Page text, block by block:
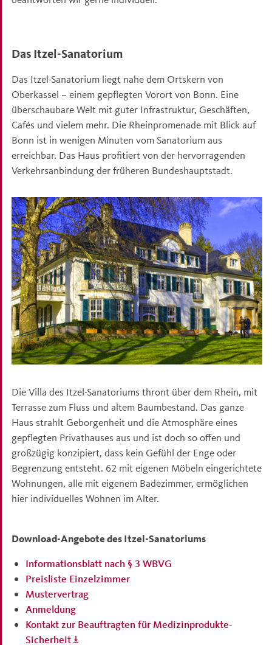
Das Itzel-Sanatorium
Das Itzel-Sanatorium liegt nahe dem Ortskern von
Oberkassel – einem gepflegten Vorort von Bonn. Eine
überschaubare Welt mit guter Infrastruktur, Geschäften,
Cafés und vielem mehr. Die Rheinpromenade mit Blick auf
Bonn ist in wenigen Minuten vom Sanatorium aus
erreichbar. Das Haus profitiert von der hervorragenden
Verkehrsanbindung der früheren Bundeshauptstadt.
Die Villa des Itzel-Sanatoriums thront über dem Rhein, mit
Terrasse zum Fluss und altem Baumbestand. Das ganze
Haus strahlt Geborgenheit und die Atmosphäre eines
gepflegten Privathauses aus und ist doch so offen und
großzügig konzipiert, dass kein Gefühl der Enge oder
Begrenzung entsteht. 62 mit eigenen Möbeln eingerichtete
Wohnungen, alle mit eigenem Badezimmer, ermöglichen
hier individuelles Wohnen im Alter.
Download-Angebote des Itzel-Sanatoriums
Informationsblatt nach § 3 WBVG
Preisliste Einzelzimmer
Mustervertrag
Anmeldung
Kontakt zur Beauftragten für Medizinprodukte-
Sicherheit